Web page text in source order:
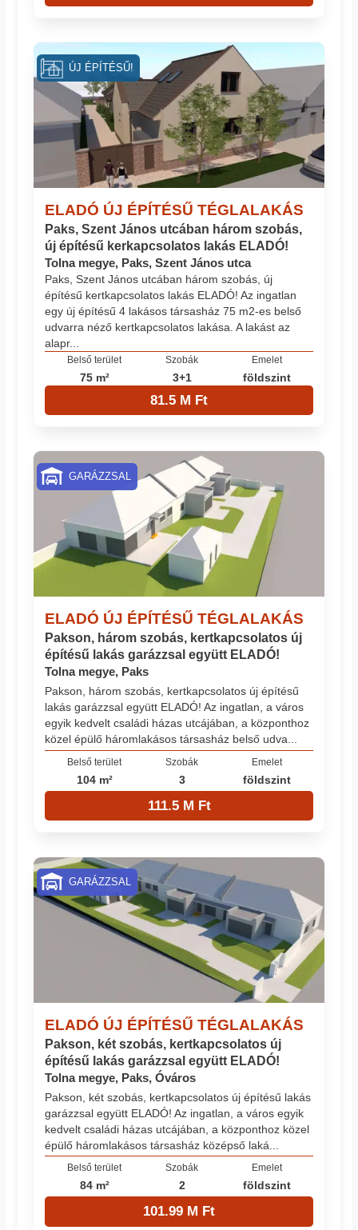
ELADÓ ÚJ ÉPÍTÉSŰ TÉGLALAKÁS
Paks, Szent János utcában három szobás,
új építésű kerkapcsolatos lakás ELADÓ!
Tolna megye, Paks, Szent János utca
Paks, Szent János utcában három szobás, új
építésű kertkapcsolatos lakás ELADÓ! Az ingatlan
egy új építésű 4 lakásos társasház 75 m2-es belső
udvarra néző kertkapcsolatos lakása. A lakást az
alapr...
Belső terület
75 m²
Szobák
3+1
Emelet
földszint
81.5 M Ft
ÚJ ÉPÍTÉSŰ!
ELADÓ ÚJ ÉPÍTÉSŰ TÉGLALAKÁS
Pakson, három szobás, kertkapcsolatos új
építésű lakás garázzsal együtt ELADÓ!
Tolna megye, Paks
Pakson, három szobás, kertkapcsolatos új építésű
lakás garázzsal együtt ELADÓ! Az ingatlan, a város
egyik kedvelt családi házas utcájában, a központhoz
közel épülő háromlakásos társasház belső udva...
Belső terület
104 m²
Szobák
3
Emelet
földszint
111.5 M Ft
GARÁZZSAL
ELADÓ ÚJ ÉPÍTÉSŰ TÉGLALAKÁS
Pakson, két szobás, kertkapcsolatos új
építésű lakás garázzsal együtt ELADÓ!
Tolna megye, Paks, Óváros
Pakson, két szobás, kertkapcsolatos új építésű lakás
garázzsal együtt ELADÓ! Az ingatlan, a város egyik
kedvelt családi házas utcájában, a központhoz közel
épülő háromlakásos társasház középső laká...
Belső terület
84 m²
Szobák
2
Emelet
földszint
101.99 M Ft
GARÁZZSAL